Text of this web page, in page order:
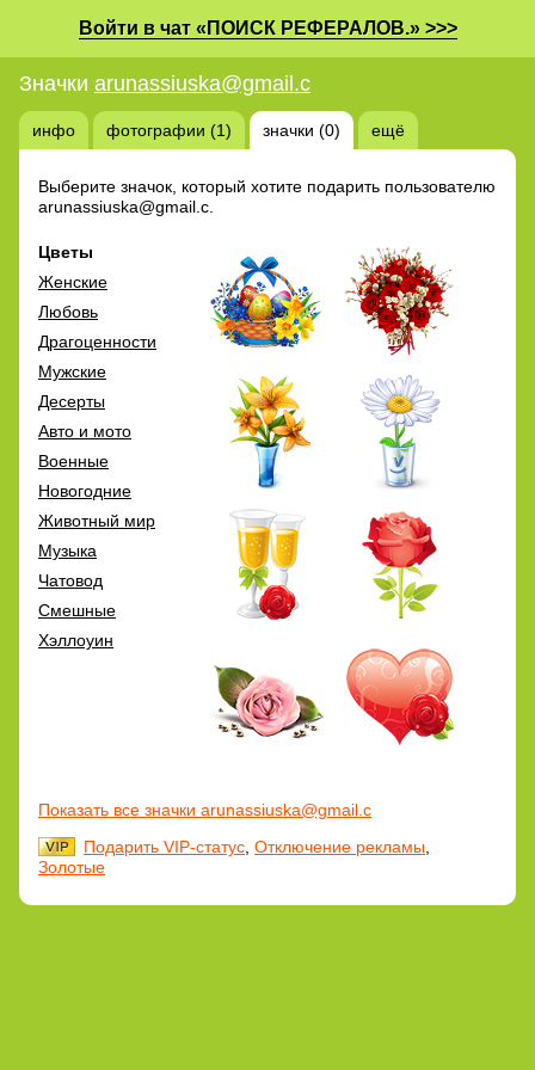
Войти в чат «ПОИСК РЕФЕРАЛОВ.» >>>
Значки arunassiuska@gmail.c
инфо фотографии (1) значки (0) ещё
Выберите значок, который хотите подарить пользователю
arunassiuska@gmail.c.
Цветы
Женские
Любовь
Драгоценности
Мужские
Десерты
Авто и мото
Военные
Новогодние
Животный мир
Музыка
Чатовод
Смешные
Хэллоуин
Показать все значки arunassiuska@gmail.c
Подарить VIP-статус Отключение рекламы
Золотые